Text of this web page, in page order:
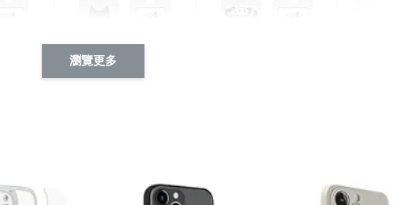
-
NT$ 225
+
瀏覽更多